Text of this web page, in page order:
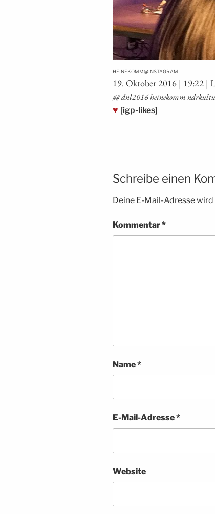
HEINEKOMM@INSTAGRAM
19. Okto­ber 2016 | 19:22 |
## dnl2016 hei­ne­komm
♥ [igp-likes]
Schreibe einen
Deine E-Mail-Adresse
Kommentar*
Name*
E-Mail-Adresse*
Website